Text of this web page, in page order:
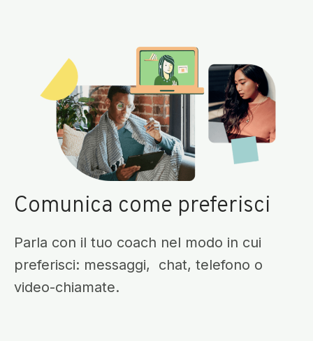
Comunica come preferisci
Parla con il tuo coach nel modo in cui
preferisci: messaggi, chat, telefono o
video-chiamate.